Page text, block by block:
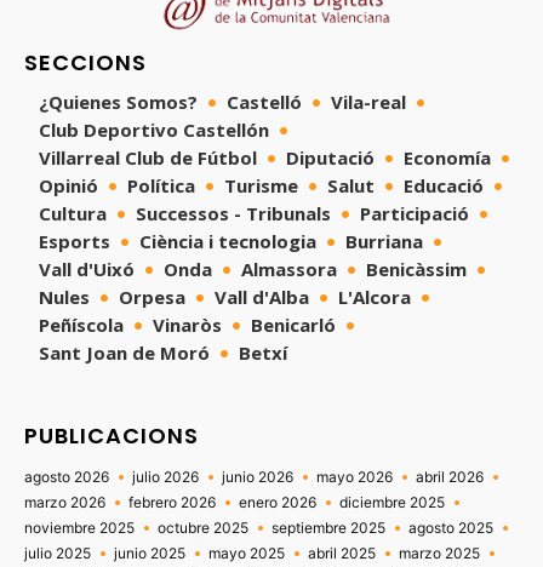
SECCIONS
¿Quienes Somos? Castelló
Vila-real
Club Deportivo Castellón
Villarreal Club de Fútbol
Diputació
Economía
Opinió
Política Turisme Salut
Educació
Cultura
Successos - Tribunals
Participació
Esports
Ciència i tecnologia
Burriana
Vall d'Uixó
Onda Almassora
Benicàssim
Nules
Orpesa Vall d'Alba
L'Alcora
Peñíscola
Vinaròs
Benicarló
Sant Joan de Moró
Betxí
PUBLICACIONS
agosto 2026 julio 2026 junio 2026 mayo 2026
abril 2026
marzo 2026
febrero 2026 enero 2026
diciembre 2025
noviembre 2025
octubre 2025 septiembre 2025
agosto 2025
julio 2025
junio 2025 mayo 2025 abril 2025
marzo 2025